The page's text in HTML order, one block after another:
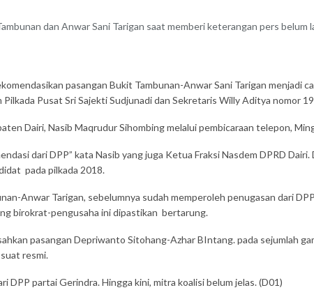
dan Anwar Sani Tarigan saat memberi keterangan pers belum
pasangan Bukit Tambunan-Anwar Sani Tarigan menjadi
Pusat Sri Sajekti Sudjunadi dan Sekretaris Willy Aditya nomor
Dairi, Nasib Maqrudur Sihombing melalui pembicaraan telepon,
dari DPP” kata Nasib yang juga Ketua Fraksi Nasdem DPRD
pada pilkada 2018.
Anwar Tarigan, sebelumnya sudah memperoleh penugasan dari
birokrat-pengusaha ini dipastikan bertarung.
pasangan Depriwanto Sitohang-Azhar BIntang. pada sejumlah
resmi.
DPP partai Gerindra. Hingga kini, mitra koalisi belum jelas. (D01)